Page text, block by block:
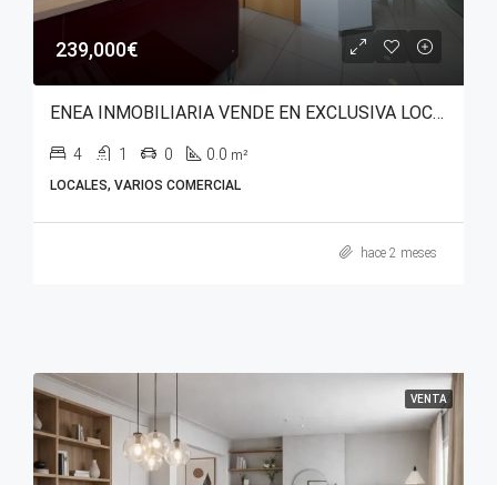
239,000€
ENEA INMOBILIARIA VENDE EN EXCLUSIVA LOCAL COMERCIAL CON USO DE EQUIPAMIENTO SANITARIO EN AVENIDA ZABALGANA.
4 1 0 0.0 m²
LOCALES, VARIOS COMERCIAL
hace 2 meses
VENTA